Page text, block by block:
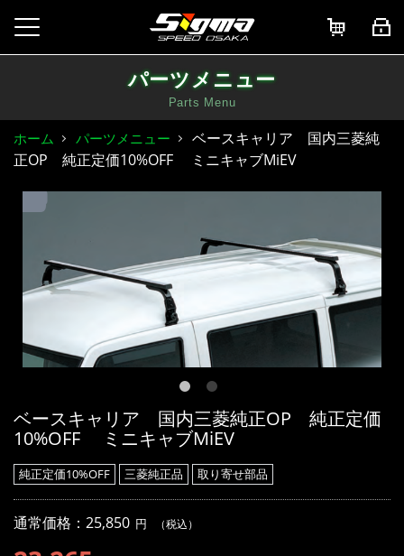
パーツメニュー
Parts Menu
ホーム パーツメニュー
ベースキャリア 国内三菱純
正OP 純正定価10%OFF ミニキャブMiEV
ベースキャリア 国内三菱純正OP 純正定価
10%OFF ミニキャブMiEV
純正定価10%OFF 三菱純正品 取り寄せ部品
通常価格：25,850 円 （税込）